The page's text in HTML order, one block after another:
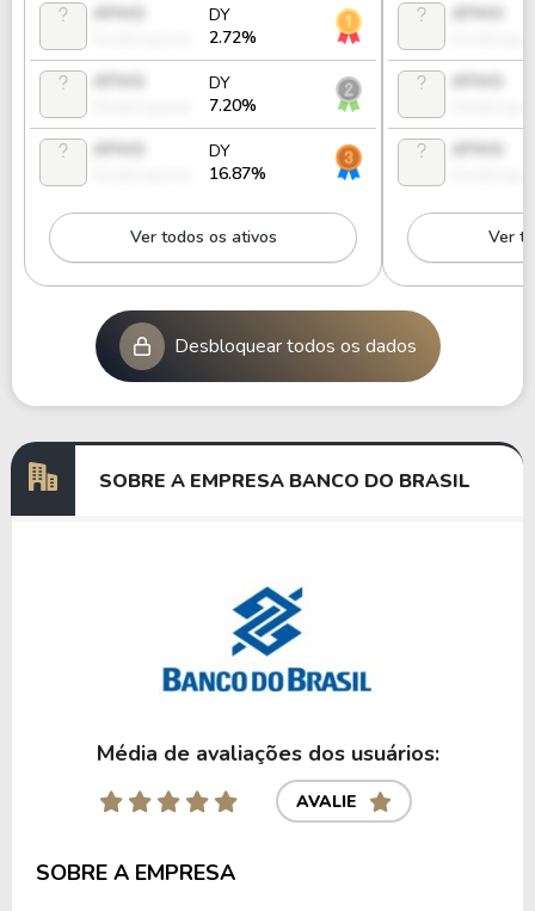
DY
2.72%
DY
7.20%
DY
16.87%
Ver todos os ativos Ver
Desbloquear todos os dados
SOBRE A EMPRESA BANCO DO BRASIL
Média de avaliações dos usuários:
AVALIE
SOBRE A EMPRESA